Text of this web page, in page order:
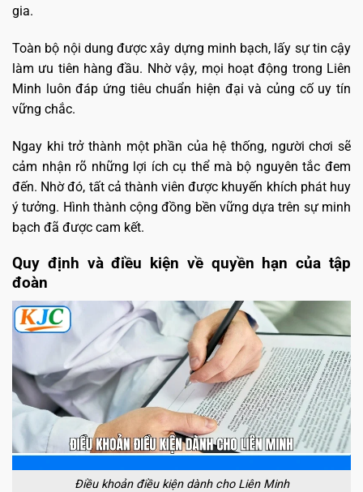
gia.
Toàn bộ nội dung được xây dựng minh bạch, lấy sự tin cậy
làm ưu tiên hàng đầu. Nhờ vậy, mọi hoạt động trong Liên
Minh luôn đáp ứng tiêu chuẩn hiện đại và củng cố uy tín
vững chắc.
Ngay khi trở thành một phần của hệ thống, người chơi sẽ
cảm nhận rõ những lợi ích cụ thể mà bộ nguyên tắc đem
đến. Nhờ đó, tất cả thành viên được khuyến khích phát huy
ý tưởng. Hình thành cộng đồng bền vững dựa trên sự minh
bạch đã được cam kết.
Quy định và điều kiện về quyền hạn của tập
đoàn
Điều khoản điều kiện dành cho Liên Minh